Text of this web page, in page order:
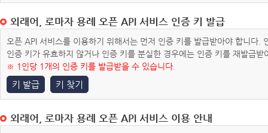
외래어, 로마자 용례 오픈 API 서비스 인증 키 발급
오픈 API 서비스를 이용하기 위해서는 먼저 인증 키를 발급받아야 합니다
인증 키가 유효하지 않거나 인증 키를 분실한 경우에는 인증 키를 재발급받
※ 1인당 1개의 인증 키를 발급받을 수 있습니다.
키 발급 키 찾기
외래어, 로마자 용례 오픈 API 서비스 이용 안내